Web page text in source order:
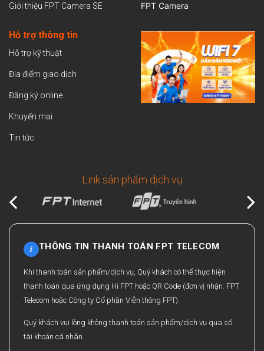
Giới thiệu FPT Camera SE FPT Camera
Hỗ trợ thông tin
Hỗ trợ kỹ thuật
Địa điểm giao dịch
Đăng ký online
Khuyến mại
Tin tức
Link sản phẩm dịch vụ
i THÔNG TIN THANH TOÁN FPT TELECOM
Khi thanh toán sản phẩm/dịch vụ, Quý khách có thể thực hiện
thanh toán qua ứng dụng Hi FPT hoặc QR Code (đơn vị nhận: FPT
Telecom hoặc Công ty Cổ phần Viễn thông FPT).
Quý khách vui lòng không thanh toán sản phẩm/dịch vụ qua số
tài khoản cá nhân.